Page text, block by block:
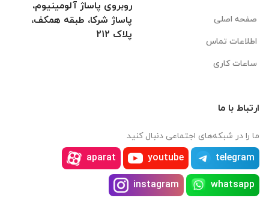
صفحه اصلی
اطلاعات تماس
ساعات کاری
روبروی پاساژ آلومینیوم،
پاساژ شرکا، طبقه همکف،
پلاک 212
ارتباط با ما
ما را در شبکه‌های اجتماعی دنبال کنید
telegram
youtube
aparat
whatsapp
instagram